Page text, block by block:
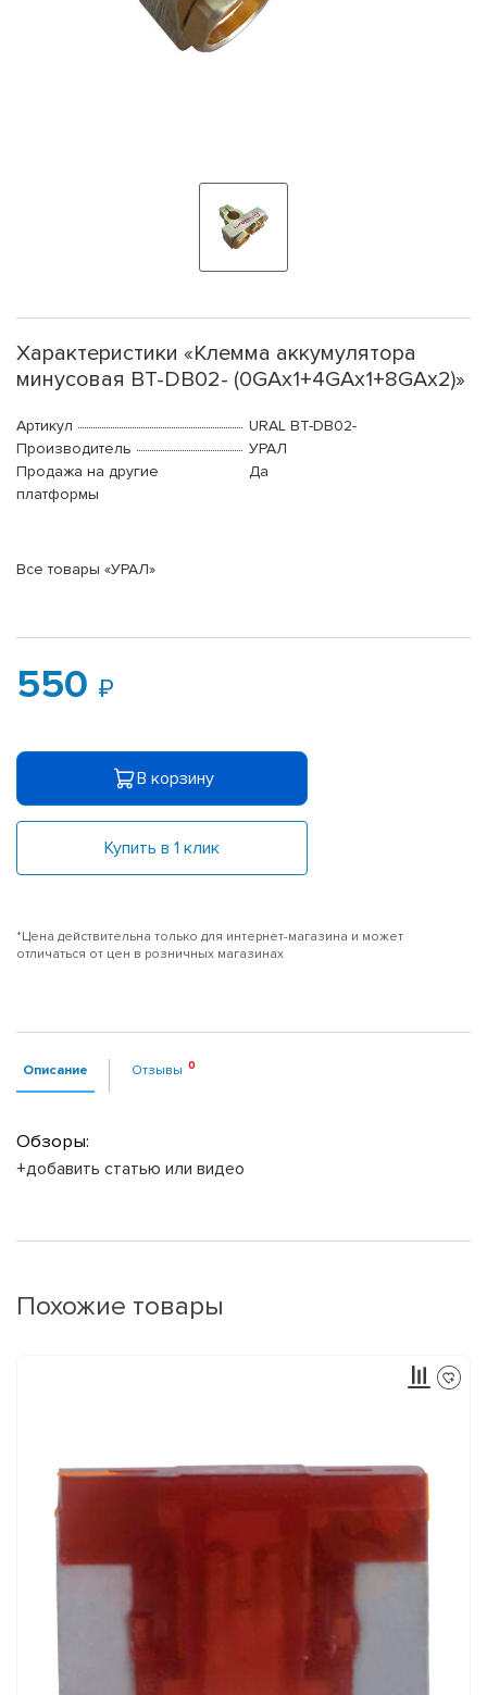
Характеристики «Клемма аккумулятора
минусовая BT-DB02- (0GAx1+4GAx1+8GAx2)»
Артикул
URAL BT-DB02-
Производитель
УРАЛ
Продажа на другие
платформы
Да
Все товары «УРАЛ»
550
В корзину
Купить в 1 клик
*Цена действительна только для интернет-магазина и может
отличаться от цен в розничных магазинах
Описание Отзывы
Обзоры:
+добавить статью или видео
Похожие товары